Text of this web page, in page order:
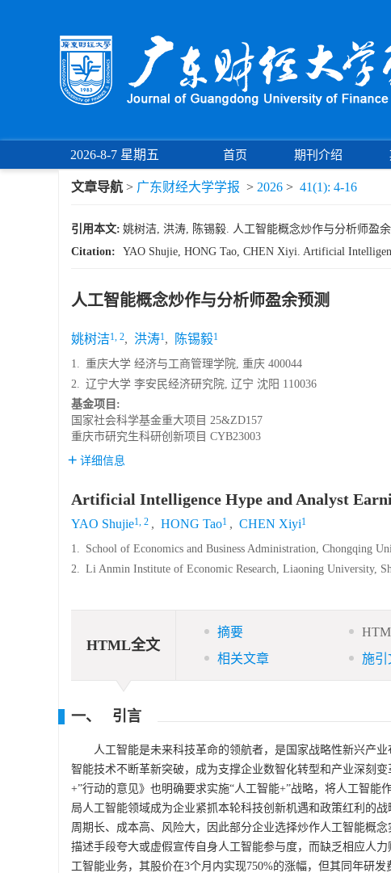
2026-8-7 星期五 首页 期刊介绍
文章导航 > 广东财经大学学报 > 2026 > 41(1): 4-16
引用本文: 姚树洁, 洪涛, 陈锡毅. 人工智能概念炒作与分析师盈
Citation:
YAO Shujie, HONG Tao, CHEN Xiyi. Artificial
人工智能概念炒作与分析师盈余预测
姚树洁1, 2, 洪涛1, 陈锡毅1
1. 重庆大学 经济与工商管理学院, 重庆 400044
2. 辽宁大学 李安民经济研究院, 辽宁 沈阳 110036
基金项目:
国家社会科学基金重大项目 25&ZD157
重庆市研究生科研创新项目 CYB23003
详细信息
Artificial Intelligence Hype and Analyst
YAO Shujie1, 2 , HONG Tao1 , CHEN Xiyi1
1. School of Economics and Business Administration, Chongqing
2. Li Anmin Institute of Economic Research, Liaoning University,
HTML全文
摘要
相关文章
施引
一、 引言
人工智能是未来科技革命的领航者，是国家战略性新兴产
智能技术不断革新突破，成为支撑企业数智化转型和产业深刻
+”行动的意见》也明确要求实施“人工智能+”战略，将人工智
局人工智能领域成为企业紧抓本轮科技创新机遇和政策红利的
周期长、成本高、风险大，因此部分企业选择炒作人工智能概
描述手段夸大或虚假宣传自身人工智能参与度，而缺乏相应人
工智能业务，其股价在3个月内实现750%的涨幅，但其同年研